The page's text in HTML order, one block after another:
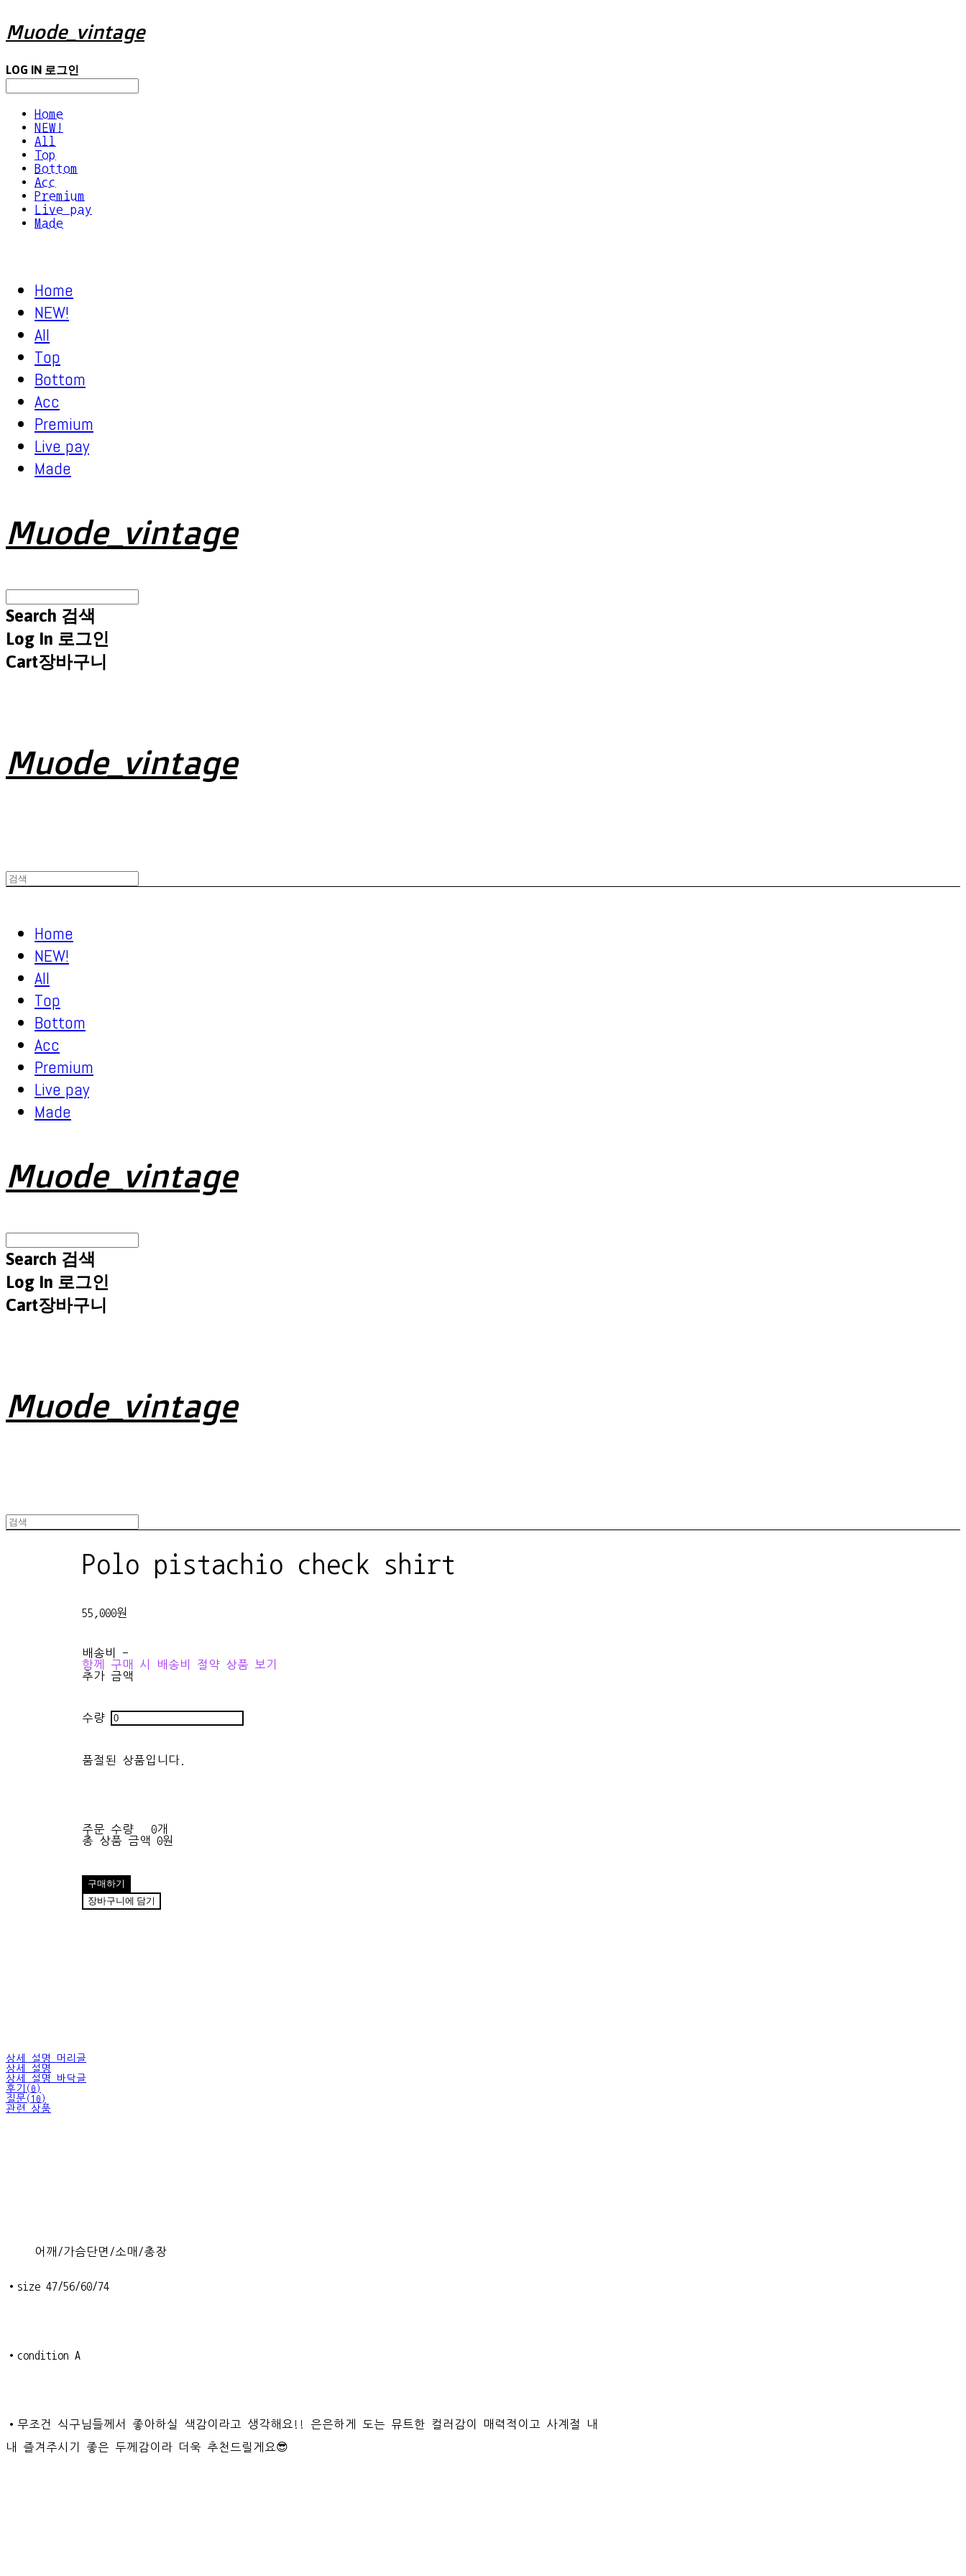
Muode_vintage
LOG IN 로그인
Home
NEW!
All
Top
Bottom
Acc
Premium
Live pay
Made
Home
NEW!
All
Top
Bottom
Acc
Premium
Live pay
Made
Muode_vintage
Search 검색
Log In 로그인
Cart장바구니
Muode_vintage
Home
NEW!
All
Top
Bottom
Acc
Premium
Live pay
Made
Muode_vintage
Search 검색
Log In 로그인
Cart장바구니
Muode_vintage
Polo pistachio check shirt
55,000원
배송비 -
함께 구매 시 배송비 절약 상품 보기
추가 금액
수량
품절된 상품입니다.
주문 수량
0개
총 상품 금액
0원
구매하기
장바구니에 담기
상세 설명 머리글
상세 설명
상세 설명 바닥글
후기(0)
질문(10)
관련 상품
어깨/가슴단면/소매/총장
•size 47/56/60/74
•condition A
•무조건 식구님들께서 좋아하실 색감이라고 생각해요!! 은은하게 도는 뮤트한 컬러감이 매력적이고 사계절 내
내 즐겨주시기 좋은 두께감이라 더욱 추천드릴게요😎